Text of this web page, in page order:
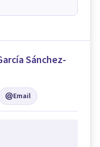
Sánchez-
Email